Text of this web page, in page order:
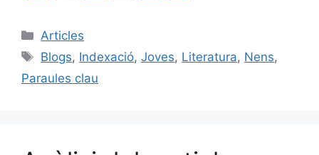
c
e
b
k
ai
l
s
e p
Categories
Articles
Etiquetes
Blogs, Indexació,Joves, Literatura, Nens,
Paraules clau